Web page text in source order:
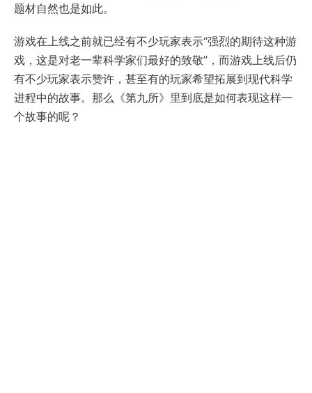
题材自然也是如此。
游戏在上线之前就已经有不少玩家表示“强烈的期待这种游
戏，这是对老一辈科学家们最好的致敬”，而游戏上线后仍
有不少玩家表示赞许，甚至有的玩家希望拓展到现代科学
进程中的故事。那么《第九所》里到底是如何表现这样一
个故事的呢？